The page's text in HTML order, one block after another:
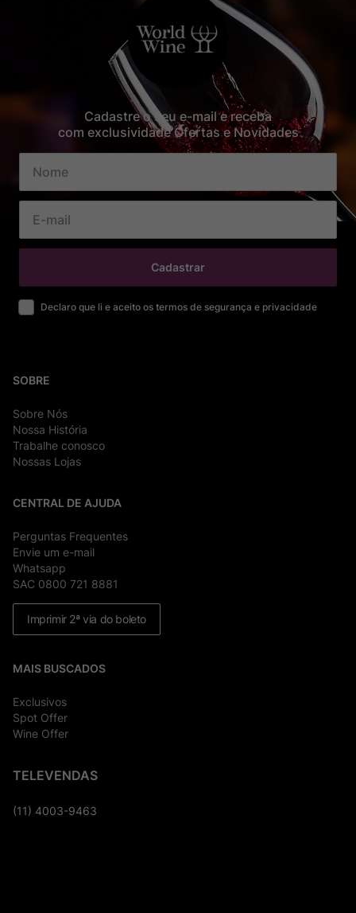
Cadastre o seu e-mail e receba
com exclusividade Ofertas e Novidades
Cadastrar
Declaro que li e aceito os termos de segurança e privacidade
SOBRE
Sobre Nós
Nossa História
Trabalhe conosco
Nossas Lojas
CENTRAL DE AJUDA
Perguntas Frequentes
Envie um e-mail
Whatsapp
SAC 0800 721 8881
Imprimir 2ª via do boleto
MAIS BUSCADOS
Exclusivos
Spot Offer
Wine Offer
TELEVENDAS
(11) 4003-9463